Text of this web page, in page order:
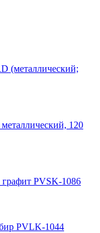
(металлический;
120
PVSK-1086
PVLK-1044